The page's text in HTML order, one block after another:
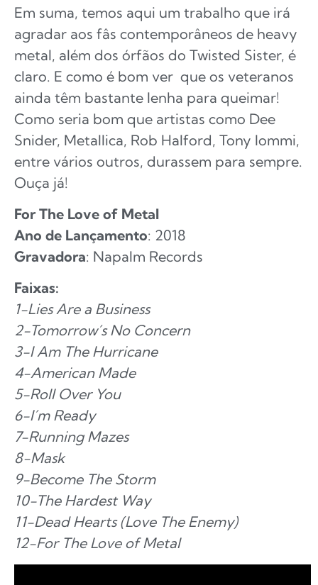
Em suma, temos aqui um trabalho que irá
agradar aos fâs contemporâneos de heavy
metal, além dos órfãos do Twisted Sister, é
claro. E como é bom ver que os veteranos
ainda têm bastante lenha para queimar!
Como seria bom que artistas como Dee
Snider, Metallica, Rob Halford, Tony Iommi,
entre vários outros, durassem para sempre.
Ouça já!
For The Love of Metal
Ano de Lançamento: 2018
Gravadora: Napalm Records
Faixas:
1-Lies Are a Business
2-Tomorrow´s No Concern
3-I Am The Hurricane
4-American Made
5-Roll Over You
6-I´m Ready
7-Running Mazes
8-Mask
9-Become The Storm
10-The Hardest Way
11-Dead Hearts (Love The Enemy)
12-For The Love of Metal